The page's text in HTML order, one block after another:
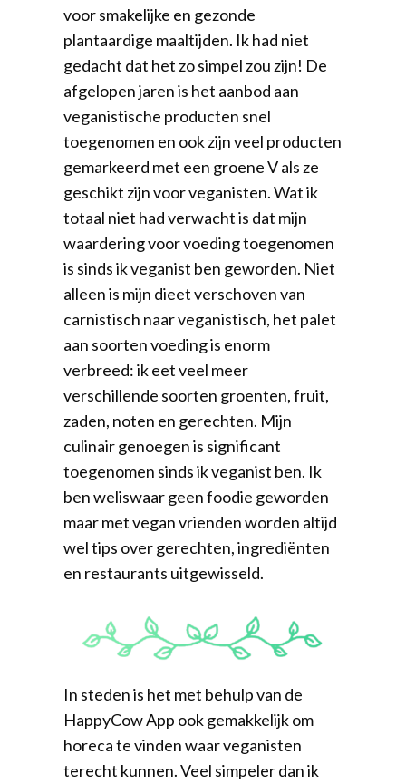
voor smakelijke en gezonde
plantaardige maaltijden. Ik had niet
gedacht dat het zo simpel zou zijn! De
afgelopen jaren is het aanbod aan
veganistische producten snel
toegenomen en ook zijn veel producten
gemarkeerd met een groene V als ze
geschikt zijn voor veganisten. Wat ik
totaal niet had verwacht is dat mijn
waardering voor voeding toegenomen
is sinds ik veganist ben geworden. Niet
alleen is mijn dieet verschoven van
carnistisch naar veganistisch, het palet
aan soorten voeding is enorm
verbreed: ik eet veel meer
verschillende soorten groenten, fruit,
zaden, noten en gerechten. Mijn
culinair genoegen is significant
toegenomen sinds ik veganist ben. Ik
ben weliswaar geen foodie geworden
maar met vegan vrienden worden altijd
wel tips over gerechten, ingrediënten
en restaurants uitgewisseld.
In steden is het met behulp van de
HappyCow App ook gemakkelijk om
horeca te vinden waar veganisten
terecht kunnen. Veel simpeler dan ik